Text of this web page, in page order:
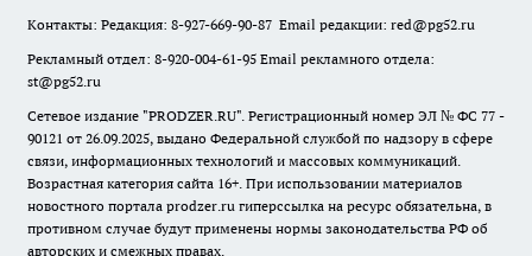
Контакты: Редакция: 8-927-669-90-87 Email редакции: red@pg52.ru
Рекламный отдел: 8-920-004-61-95 Email рекламного отдела:
st@pg52.ru
Сетевое издание "PRODZER.RU". Регистрационный номер ЭЛ № ФС 77 -
90121 от 26.09.2025, выдано Федеральной службой по надзору в сфере
связи, информационных технологий и массовых коммуникаций.
Возрастная категория сайта 16+. При использовании материалов
новостного портала prodzer.ru гиперссылка на ресурс обязательна, в
противном случае будут применены нормы законодательства РФ об
авторских и смежных правах.